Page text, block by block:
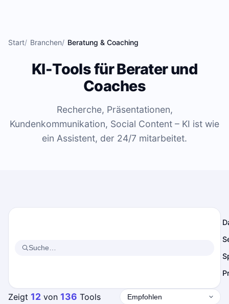
Start Branchen Beratung & Coaching
KI-Tools für Berater und
Coaches
Recherche, Präsentationen,
Kundenkommunikation, Social Content – KI ist wie
ein Assistent, der 24/7 mitarbeitet.
Zeigt 12 von 136 Tools